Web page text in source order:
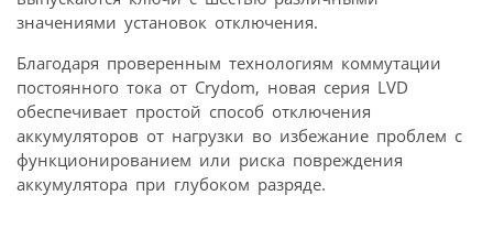
значениями установок отключения.
Благодаря проверенным технологиям коммутации
постоянного тока от Crydom, новая серия LVD
обеспечивает простой способ отключения
аккумуляторов от нагрузки во избежание проблем с
функционированием или риска повреждения
аккумулятора при глубоком разряде.